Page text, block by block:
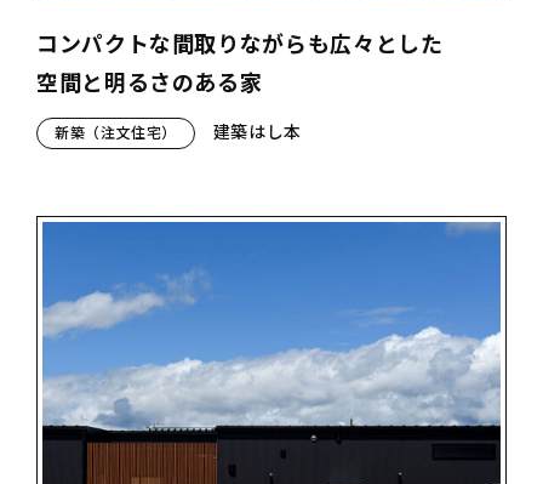
コンパクトな間取りながらも広々とした
空間と明るさのある家
新築（注文住宅） 建築はし本